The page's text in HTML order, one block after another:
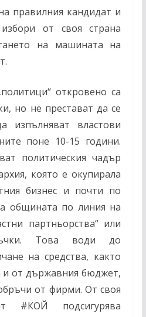
правилния кандидат и
от своя страна
на машината на
откровено са
но не престават да се
изпълняват властови
поне 10-15 години.
политическия чадър
която е окупирала
бизнес и почти по
общината по линия на
партньорства“ или
Това води до
на средства, както
и от държавния бюджет,
от фирми. От своя
#КОЙ подсигурява